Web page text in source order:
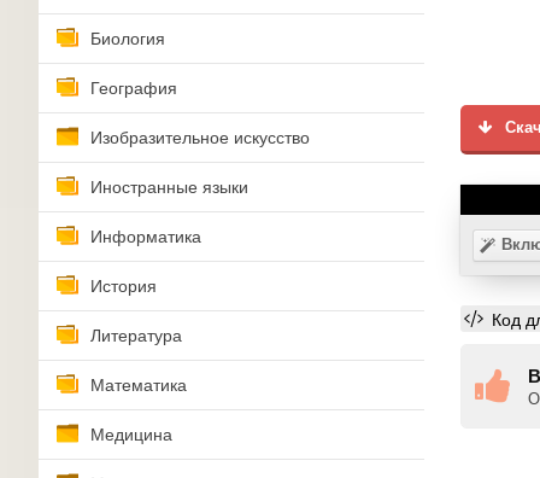
Биология
География
Изобразительное искусство
Иностранные языки
Информатика
История
Литература
Математика
Медицина
Код